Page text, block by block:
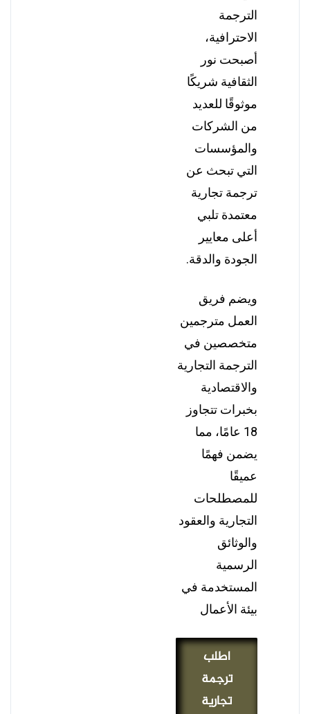
الترجمة
الاحترافية،
أصبحت نور
الثقافية شريكًا
موثوقًا للعديد
من الشركات
والمؤسسات
التي تبحث عن
ترجمة تجارية
معتمدة تلبي
أعلى معايير
الجودة والدقة.
ويضم فريق
العمل مترجمين
متخصصين في
الترجمة التجارية
والاقتصادية
بخبرات تتجاوز
18 عامًا، مما
يضمن فهمًا
عميقًا
للمصطلحات
التجارية والعقود
والوثائق
الرسمية
المستخدمة في
بيئة الأعمال
اطلب
ترجمة
تجارية